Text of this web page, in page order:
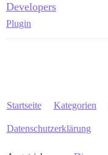
Developers
Plugin
Startseite Kategorien
Datenschutzerklärung